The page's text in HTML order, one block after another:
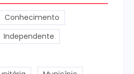
Conhecimento
Independente